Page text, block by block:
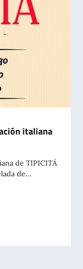
italiana
de TIPICITÁ
de...
italiana de Tipicità